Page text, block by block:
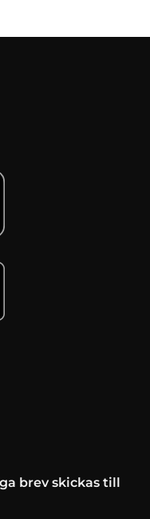
brev skickas till